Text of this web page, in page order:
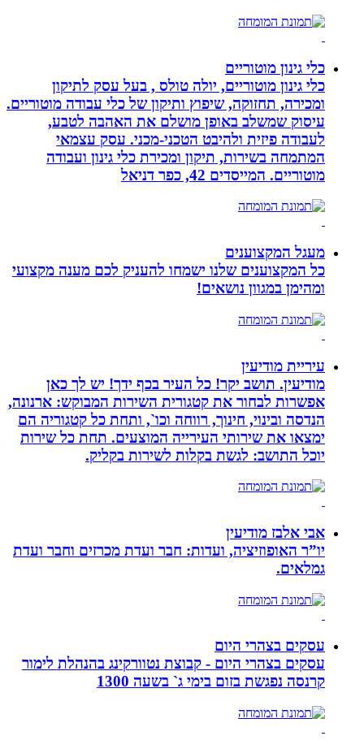
כלי גינון מוטוריים
כלי גינון מוטוריים, יולה טולס , בעל עסק לתיקון
ומכירה, תחזוקה, שיפוץ ותיקון של כלי עבודה מוטוריים.
עיסוק שמשלב באופן מושלם את האהבה לטבע,
לעבודה פיזית ולהיבט הטכני-מכני. עסק עצמאי
המתמחה בשירות, תיקון ומכירת כלי גינון ועבודה
מוטוריים. המייסדים 42, כפר דניאל
מעגל המקצוענים
כל המקצוענים שלנו ישמחו להעניק לכם מענה מקצועי
ומהימן במגוון נושאים!
עיריית מודיעין
מודיעין. תושב יקר! כל העיר בכף ידך! יש לך כאן
אפשרות לבחור את קטגורית השירות המבוקש: ארנונה,
הנדסה ובינוי, חינוך, רווחה וכו`, ותחת כל קטגוריה הם
ימצאו את שירותי העירייה המוצעים. תחת כל שירות
יוכל התושב: לגשת בקלות לשירות בקליק.
אבי אלבז מודיעין
יו”ר האופוזיציה, ועדות: חבר ועדת מכרזים וחבר ועדת
גמלאים.
עסקים בצהרי היום
עסקים בצהרי היום - קבוצת נטוורקינג בהנהלת לימור
קרנסה נפגשת בזום בימי ג` בשעה 1300